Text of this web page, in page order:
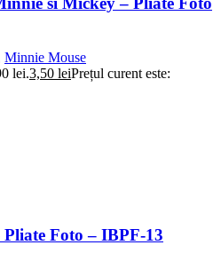
Minnie Mouse
lei.3,50 leiPrețul curent este:
Foto – IBPF-13